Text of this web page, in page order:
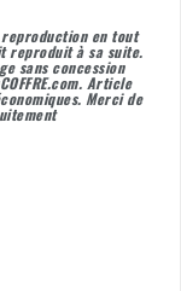
reproduction en tout
reproduit à sa suite.
sans concession
Article
Merci de